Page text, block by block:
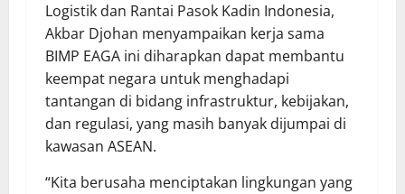
Logistik dan Rantai Pasok Kadin Indonesia,
Akbar Djohan menyampaikan kerja sama
BIMP EAGA ini diharapkan dapat membantu
keempat negara untuk menghadapi
tantangan di bidang infrastruktur, kebijakan,
dan regulasi, yang masih banyak dijumpai di
kawasan ASEAN.
“Kita berusaha menciptakan lingkungan yang